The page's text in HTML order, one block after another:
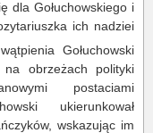
dla Gołuchowskiego i
ich nadziei
Gołuchowski
obrzeżach polityki
postaciami
ukierunkował
wskazując im